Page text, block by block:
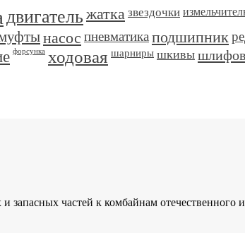
двигатель жатка звездочки
насос пневматика подшипник
форсунка ходовая шарниры шкивы
частей к комбайнам отечественного и